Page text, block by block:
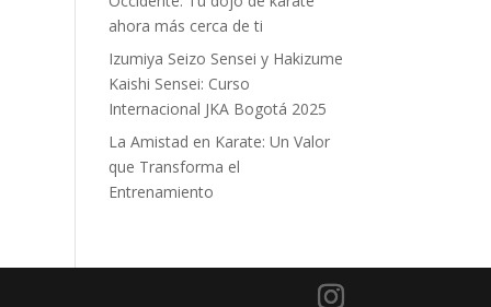
ahora más cerca de ti
Izumiya Seizo Sensei y Hakizume
Kaishi Sensei: Curso
Internacional JKA Bogotá 2025
La Amistad en Karate: Un Valor
que Transforma el
Entrenamiento